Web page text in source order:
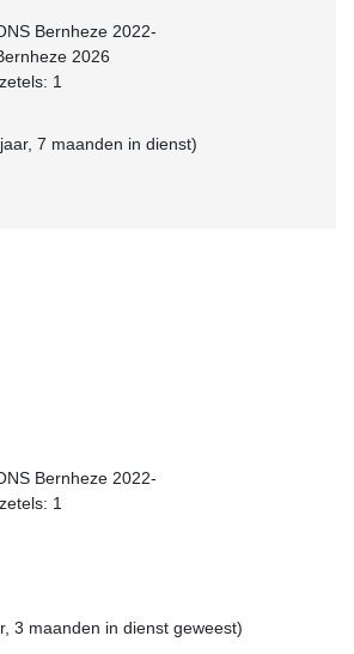
Bernheze 2022-
2026
1
7 maanden in dienst)
Bernheze 2022-
1
3 maanden in dienst geweest)